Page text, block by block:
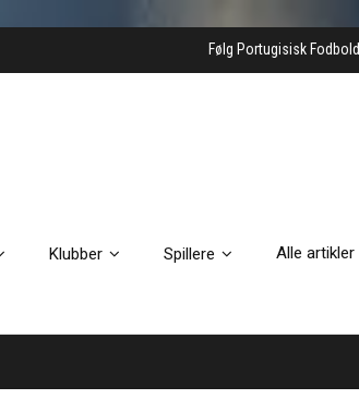
Følg Portugisisk Fodbold
Klubber Spillere Alle artikler